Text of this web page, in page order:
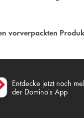
vorverpackten
Entdecke jetzt noch
der Domino's App